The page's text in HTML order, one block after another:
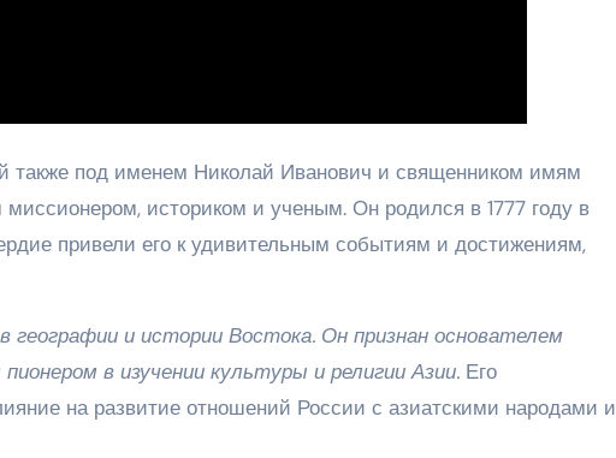
также под именем Николай Иванович и священником имям
историком и ученым. Он родился в 1777 году в
привели его к удивительным событиям и достижениям,
и истории Востока. Он признан основателем
в изучении культуры и религии Азии. Его
на развитие отношений России с азиатскими народами и